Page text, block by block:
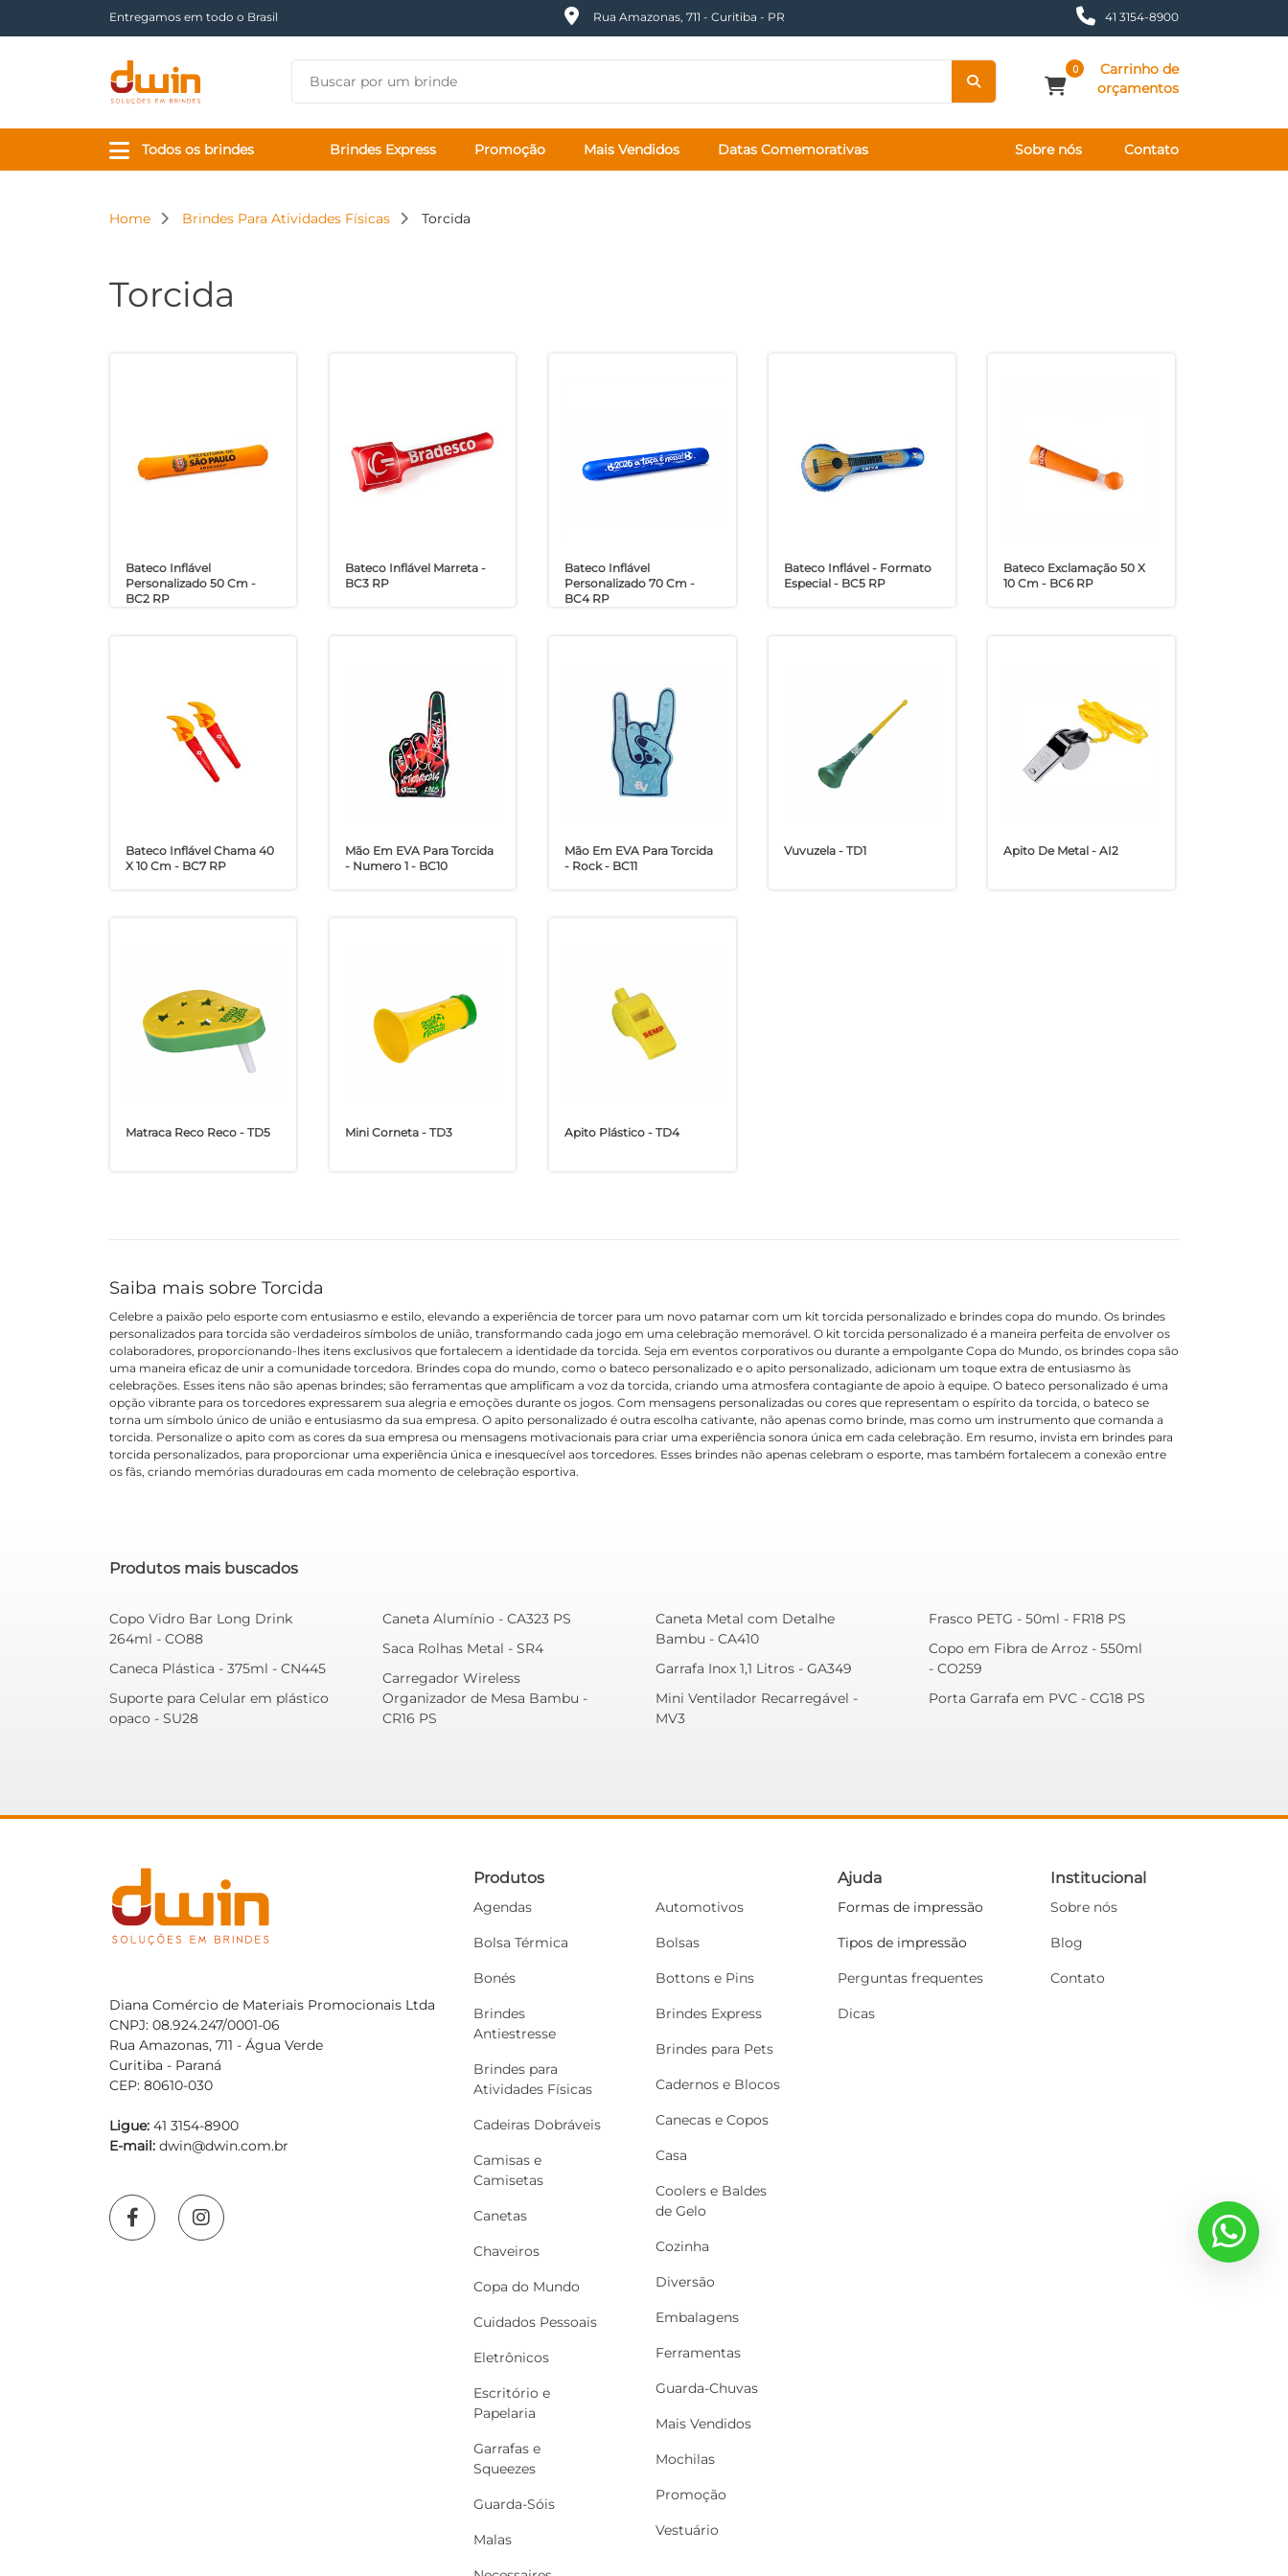
Entregamos em todo o Brasil Rua Amazonas, 711 - Curitiba - PR 41 3154-8900
0
Carrinho de
orçamentos
Todos os brindes Brindes Express Promoção Mais Vendidos Datas Comemorativas Sobre nós Contato
Home Brindes Para Atividades Físicas Torcida
Torcida
Bateco Inflável
Personalizado 50 Cm -
BC2 RP
Bateco Inflável Marreta -
BC3 RP
Bateco Inflável
Personalizado 70 Cm -
BC4 RP
Bateco Inflável - Formato
Especial - BC5 RP
Bateco Exclamação 50 X
10 Cm - BC6 RP
Bateco Inflável Chama 40
X 10 Cm - BC7 RP
Mão Em EVA Para Torcida
- Numero 1 - BC10
Mão Em EVA Para Torcida
- Rock - BC11
Vuvuzela - TD1 Apito De Metal - AI2
Matraca Reco Reco - TD5 Mini Corneta - TD3 Apito Plástico - TD4
Saiba mais sobre Torcida
Celebre a paixão pelo esporte com entusiasmo e estilo, elevando a experiência de torcer para um novo patamar com um kit torcida personalizado e brindes copa do mundo. Os brindes
personalizados para torcida são verdadeiros símbolos de união, transformando cada jogo em uma celebração memorável. O kit torcida personalizado é a maneira perfeita de envolver os
colaboradores, proporcionando-lhes itens exclusivos que fortalecem a identidade da torcida. Seja em eventos corporativos ou durante a empolgante Copa do Mundo, os brindes copa são
uma maneira eficaz de unir a comunidade torcedora. Brindes copa do mundo, como o bateco personalizado e o apito personalizado, adicionam um toque extra de entusiasmo às
celebrações. Esses itens não são apenas brindes; são ferramentas que amplificam a voz da torcida, criando uma atmosfera contagiante de apoio à equipe. O bateco personalizado é uma
opção vibrante para os torcedores expressarem sua alegria e emoções durante os jogos. Com mensagens personalizadas ou cores que representam o espírito da torcida, o bateco se
torna um símbolo único de união e entusiasmo da sua empresa. O apito personalizado é outra escolha cativante, não apenas como brinde, mas como um instrumento que comanda a
torcida. Personalize o apito com as cores da sua empresa ou mensagens motivacionais para criar uma experiência sonora única em cada celebração. Em resumo, invista em brindes para
torcida personalizados, para proporcionar uma experiência única e inesquecível aos torcedores. Esses brindes não apenas celebram o esporte, mas também fortalecem a conexão entre
os fãs, criando memórias duradouras em cada momento de celebração esportiva.
Produtos mais buscados
Copo Vidro Bar Long Drink
264ml - CO88
Caneca Plástica - 375ml - CN445
Suporte para Celular em plástico
opaco - SU28
Caneta Alumínio - CA323 PS
Saca Rolhas Metal - SR4
Carregador Wireless
Organizador de Mesa Bambu -
CR16 PS
Caneta Metal com Detalhe
Bambu - CA410
Garrafa Inox 1,1 Litros - GA349
Mini Ventilador Recarregável -
MV3
Frasco PETG - 50ml - FR18 PS
Copo em Fibra de Arroz - 550ml
- CO259
Porta Garrafa em PVC - CG18 PS
Diana Comércio de Materiais Promocionais Ltda
CNPJ: 08.924.247/0001-06
Rua Amazonas, 711 - Água Verde
Curitiba - Paraná
CEP: 80610-030
Ligue: 41 3154-8900
E-mail: dwin@dwin.com.br
Produtos
Agendas
Bolsa Térmica
Bonés
Brindes
Antiestresse
Brindes para
Atividades Físicas
Cadeiras Dobráveis
Camisas e
Camisetas
Canetas
Chaveiros
Copa do Mundo
Cuidados Pessoais
Eletrônicos
Escritório e
Papelaria
Garrafas e
Squeezes
Guarda-Sóis
Malas
Automotivos
Bolsas
Bottons e Pins
Brindes Express
Brindes para Pets
Cadernos e Blocos
Canecas e Copos
Casa
Coolers e Baldes
de Gelo
Cozinha
Diversão
Embalagens
Ferramentas
Guarda-Chuvas
Mais Vendidos
Mochilas
Promoção
Vestuário
Ajuda
Formas de impressão
Tipos de impressão
Perguntas frequentes
Dicas
Institucional
Sobre nós
Blog
Contato